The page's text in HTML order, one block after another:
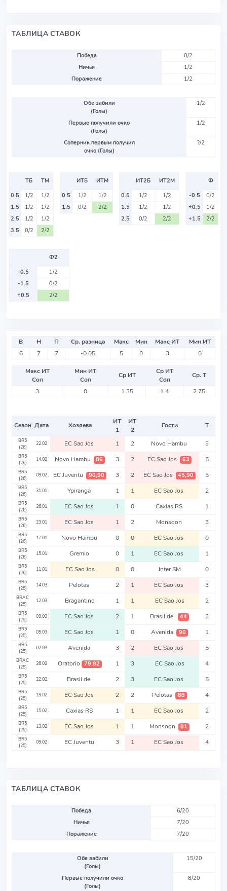
ТАБЛИЦА СТАВОК
Победа
0/2
Ничья
1/2
Поражение
1/2
Обе забили
(Голы)
1/2
Первые получили очко
(Голы)
1/2
Соперник первым получил
очко (Голы)
?/2
ТБ
ТМ
0.5
1/2
1/2
1.5
1/2
1/2
2.5
1/2
1/2
3.5
0/2 2/2
ИТБ
ИТМ
0.5
1/2
1/2
1.5
0/2 2/2
ИТ2Б
ИТ2М
0.5
1/2
1/2
1.5
1/2
1/2
2.5
0/2 2/2
Ф
-0.5
0/2
+0.5
1/2
+1.5
2/2
Ф2
-0.5
1/2
-1.5
0/2
+0.5
2/2
В Н П Ср. разница Макс Мин Макс ИТ
Мин ИТ
6
7 7 -0.05 5 0 3 0
Макс ИТ
Соп
Мин ИТ
Соп
Ср ИТ
Ср ИТ
Соп
Ср. Т
3
0 1.35 1.4 2.75
Сезон Дата Хозяева
ИТ
1
ИТ
2
Гости Т
BR5
(26)
22.02 EC Sao Jos 1 2 Novo Hambu 3
BR5
(26)
14.02 Novo Hambu 86 3 2 EC Sao Jos 63 5
BR5
(26)
09.02 EC Juventu 90,90 3 2 EC Sao Jos 45,90 5
BR5
(26)
31.01 Ypiranga 1 1 EC Sao Jos 2
BR5
(26)
26.01 EC Sao Jos 1 0 Caxias RS 1
BR5
(26)
23.01 EC Sao Jos 1 2 Monsoon 3
BR5
(26)
17.01 Novo Hambu 0 0 EC Sao Jos 0
BR5
(26)
15.01 Gremio 0 1 EC Sao Jos 1
BR5
(26)
11.01 EC Sao Jos 0 0 Inter SM 0
BR5
(25)
14.03 Pelotas 2 1 EC Sao Jos 3
BRAC
(25)
12.03 Bragantino 1 1 EC Sao Jos 2
BR5
(25)
09.03 EC Sao Jos 2 1 Brasil de 44 3
BR5
(25)
05.03 EC Sao Jos 1 0 Avenida 90 1
BR5
(25)
02.03 Avenida 3 2 EC Sao Jos 5
BRAC
(25)
26.02 Oratorio 79,82 1 3 EC Sao Jos 4
BR5
(25)
22.02 Brasil de 2 3 EC Sao Jos 5
BR5
(25)
19.02 EC Sao Jos 2 2 Pelotas 88 4
BR5
(25)
15.02 Caxias RS 1 1 EC Sao Jos 2
BR5
(25)
13.02 EC Sao Jos 1 1 Monsoon 81 2
BR5
(25)
09.02 EC Juventu 3 1 EC Sao Jos 4
ТАБЛИЦА СТАВОК
Победа
6/20
Ничья
7/20
Поражение
7/20
Обе забили
(Голы)
15/20
Первые получили очко
(Голы)
8/20